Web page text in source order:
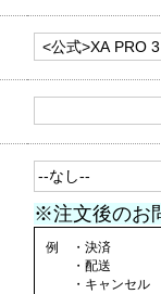
※注文後のお
例 ・決済
・配送
・キャンセル